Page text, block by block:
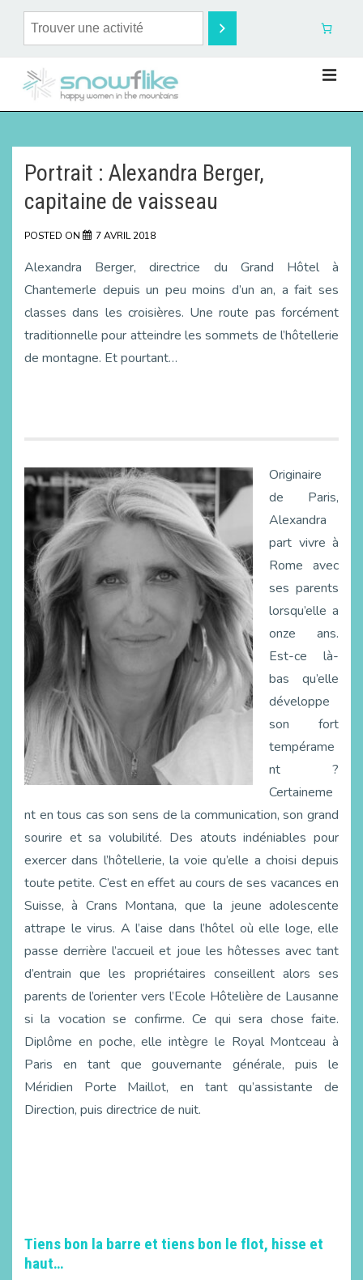
Portrait : Alexandra Berger,
capitaine de vaisseau
POSTED ON 7 AVRIL 2018
Alexandra Berger, directrice du Grand Hôtel à
Chantemerle depuis un peu moins d’un an, a fait ses
classes dans les croisières. Une route pas forcément
traditionnelle pour atteindre les sommets de l’hôtellerie
de montagne. Et pourtant…
Originaire
de Paris,
Alexandra
part vivre à
Rome avec
ses parents
lorsqu’elle a
onze ans.
Est-ce là-
bas qu’elle
développe
son fort
tempérame
nt ?
Certaineme
nt en tous cas son sens de la communication, son grand
sourire et sa volubilité. Des atouts indéniables pour
exercer dans l’hôtellerie, la voie qu’elle a choisi depuis
toute petite. C’est en effet au cours de ses vacances en
Suisse, à Crans Montana, que la jeune adolescente
attrape le virus. A l’aise dans l’hôtel où elle loge, elle
passe derrière l’accueil et joue les hôtesses avec tant
d’entrain que les propriétaires conseillent alors ses
parents de l’orienter vers l’Ecole Hôtelière de Lausanne
si la vocation se confirme. Ce qui sera chose faite.
Diplôme en poche, elle intègre le Royal Montceau à
Paris en tant que gouvernante générale, puis le
Méridien Porte Maillot, en tant qu’assistante de
Direction, puis directrice de nuit.
Tiens bon la barre et tiens bon le flot, hisse et
haut…